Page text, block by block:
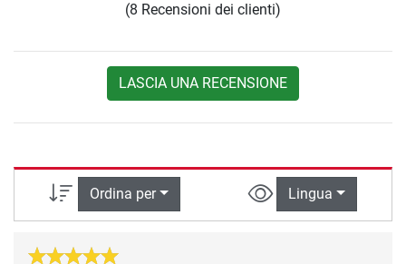
(8 Recensioni dei clienti)
LASCIA UNA RECENSIONE
Ordina per Lingua